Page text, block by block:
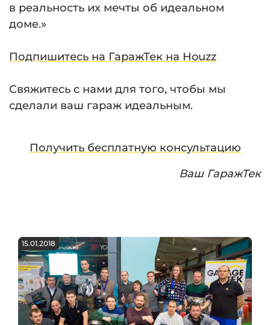
в реальность их мечты об идеальном
доме.»
Подпишитесь на ГаражТек на Houzz
Свяжитесь с нами для того, чтобы мы
сделали ваш гараж идеальным.
Получить бесплатную консультацию
Ваш ГаражТек
15.01.2018